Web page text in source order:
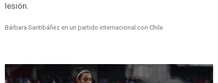
lesión.
Bárbara Santibáñez en un partido internacional con Chile.